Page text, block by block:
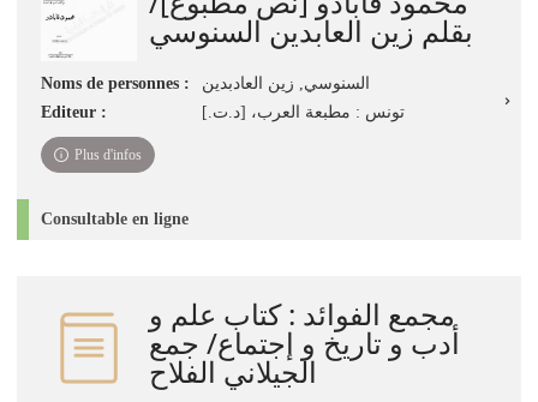
بقلم زين العابدين السنوسي
Noms de personnes :
السنوسي, زين العادبدين
Editeur :
تونس : مطبعة العرب، [د.ت.]
Plus d'infos
Consultable en ligne
مجمع الفوائد : كتاب علم و
أدب و تاريخ و إجتماع/ جمع
الجيلاني الفلاح